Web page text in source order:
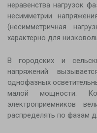
неравенства нагрузок
несимметрии
(несимметричная
характерно для
В городских и
напряжений
однофазных
малой мощности.
электроприемников
распределять по фазам